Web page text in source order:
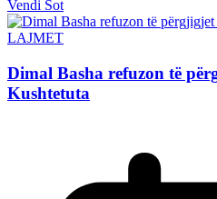
Vendi Sot
LAJMET
Dimal Basha refuzon të
Kushtetuta